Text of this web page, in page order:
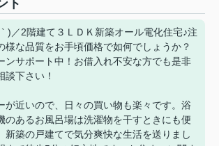
ト
)／2階建て３ＬＤＫ新築オール電化住宅♪注
様な品質をお手頃価格で如何でしょうか？
ンサポート中！お借入れ不安な方でも是非
談下さい！
が近いので、日々の買い物も楽々です。浴
のあるお風呂場は洗濯物を干すときにも便
新築の戸建てで気分爽快な生活を送りまし